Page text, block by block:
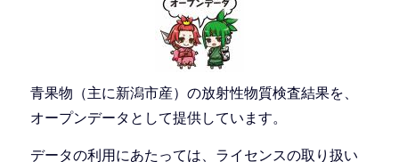
青果物（主に新潟市産）の放射性物質検査結果を、
オープンデータとして提供しています。
データの利用にあたっては、ライセンスの取り扱い